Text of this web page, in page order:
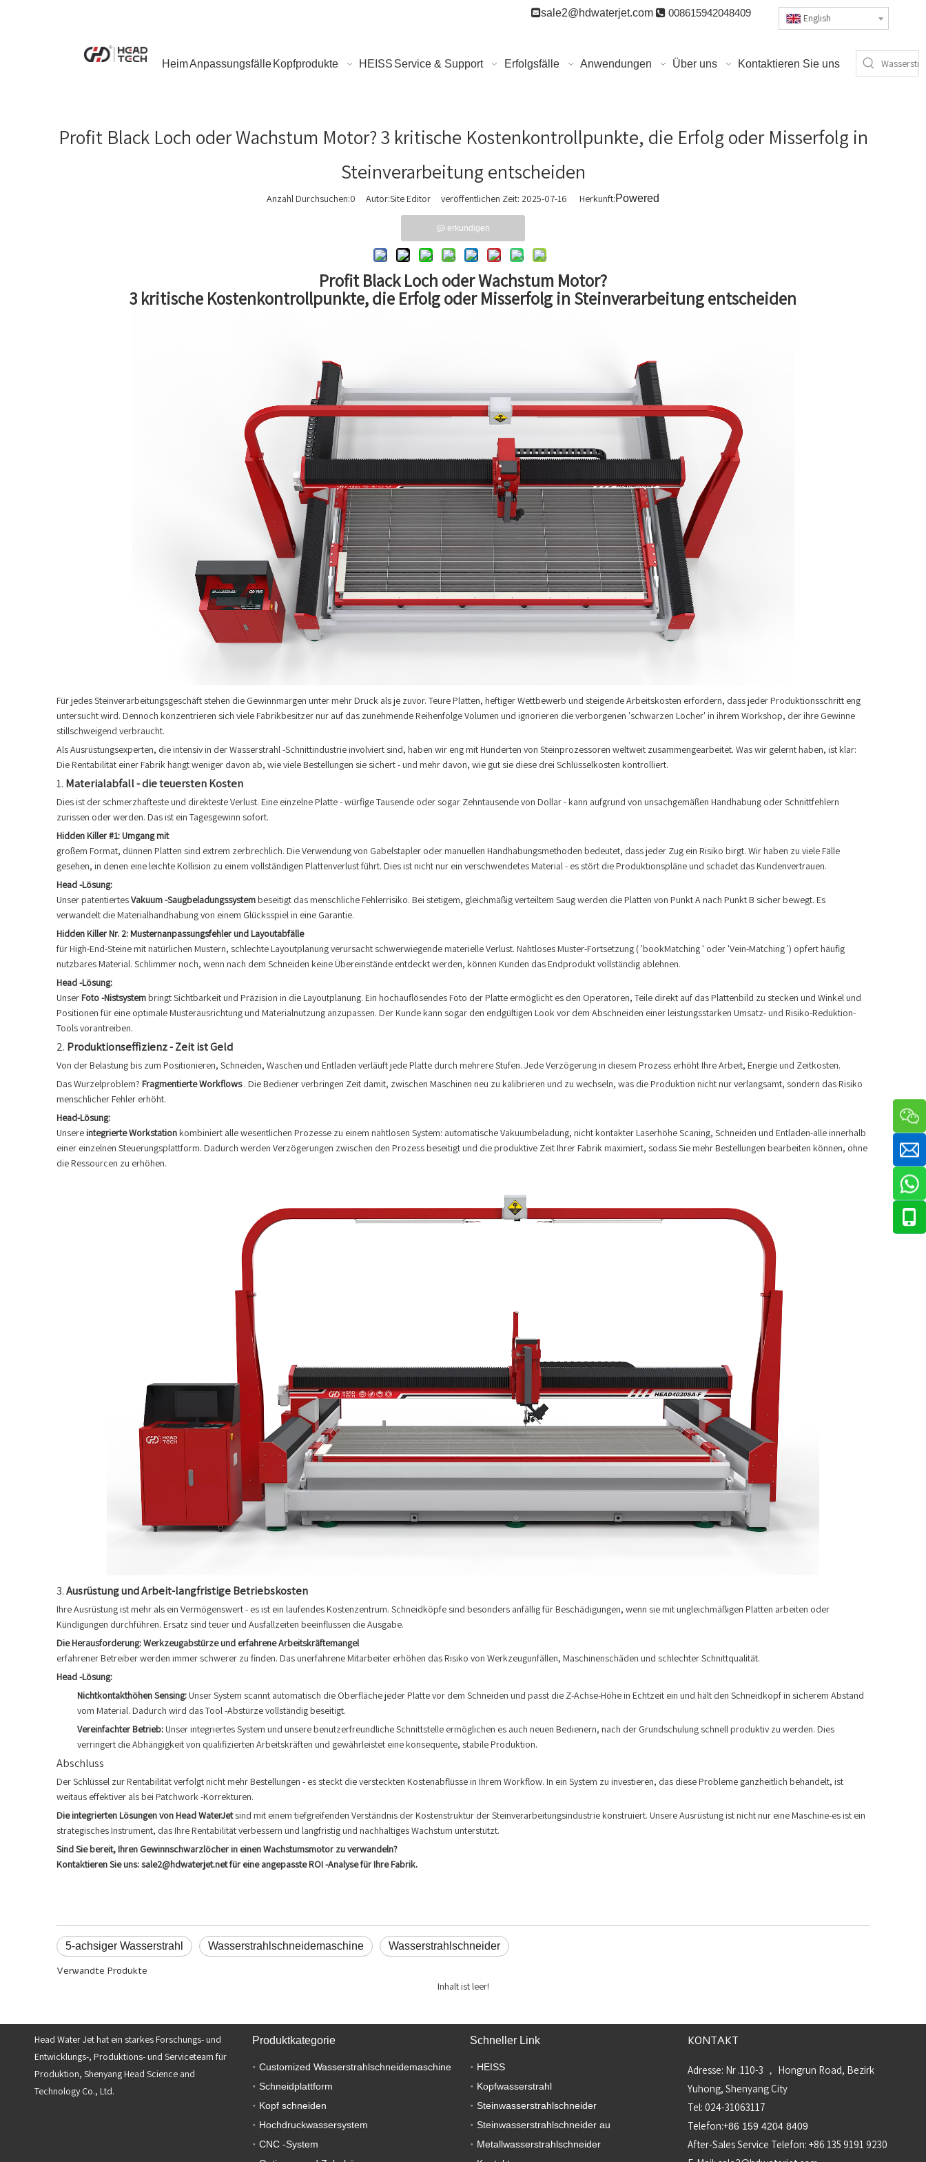
sale2@hdwaterjet.com  008615942048409 English
HeimAnpassungsfälle Kopfprodukte HEISS Service & Support Erfolgsfälle Anwendungen Über uns Kontaktieren Sie uns
Profit Black Loch oder Wachstum Motor? 3 kritische Kostenkontrollpunkte, die Erfolg oder Misserfolg in
Steinverarbeitung entscheiden
Anzahl Durchsuchen:0 Autor:Site Editor veröffentlichen Zeit: 2025-07-16 Herkunft:Powered
erkundigen
Profit Black Loch oder Wachstum Motor?
3 kritische Kostenkontrollpunkte, die Erfolg oder Misserfolg in Steinverarbeitung entscheiden
Für jedes Steinverarbeitungsgeschäft stehen die Gewinnmargen unter mehr Druck als je zuvor. Teure Platten, heftiger Wettbewerb und steigende Arbeitskosten erfordern, dass jeder Produktionsschritt eng
untersucht wird. Dennoch konzentrieren sich viele Fabrikbesitzer nur auf das zunehmende Reihenfolge Volumen und ignorieren die verborgenen 'schwarzen Löcher' in ihrem Workshop, der ihre Gewinne
stillschweigend verbraucht.
Als Ausrüstungsexperten, die intensiv in der Wasserstrahl -Schnittindustrie involviert sind, haben wir eng mit Hunderten von Steinprozessoren weltweit zusammengearbeitet. Was wir gelernt haben, ist klar:
Die Rentabilität einer Fabrik hängt weniger davon ab, wie viele Bestellungen sie sichert - und mehr davon, wie gut sie diese drei Schlüsselkosten kontrolliert.
1. Materialabfall - die teuersten Kosten
Dies ist der schmerzhafteste und direkteste Verlust. Eine einzelne Platte - würfige Tausende oder sogar Zehntausende von Dollar - kann aufgrund von unsachgemäßen Handhabung oder Schnittfehlern
zurissen oder werden. Das ist ein Tagesgewinn sofort.
Hidden Killer #1: Umgang mit
großem Format, dünnen Platten sind extrem zerbrechlich. Die Verwendung von Gabelstapler oder manuellen Handhabungsmethoden bedeutet, dass jeder Zug ein Risiko birgt. Wir haben zu viele Fälle
gesehen, in denen eine leichte Kollision zu einem vollständigen Plattenverlust führt. Dies ist nicht nur ein verschwendetes Material - es stört die Produktionspläne und schadet das Kundenvertrauen.
Head -Lösung:
Unser patentiertesVakuum -Saugbeladungssystem beseitigt das menschliche Fehlerrisiko. Bei stetigem, gleichmäßig verteiltem Saug werden die Platten von Punkt A nach Punkt B sicher bewegt. Es
verwandelt die Materialhandhabung von einem Glücksspiel in eine Garantie.
Hidden Killer Nr. 2: Musternanpassungsfehler und Layoutabfälle
für High-End-Steine mit natürlichen Mustern, schlechte Layoutplanung verursacht schwerwiegende materielle Verlust. Nahtloses Muster-Fortsetzung ( 'bookMatching ' oder 'Vein-Matching ') opfert häufig
nutzbares Material. Schlimmer noch, wenn nach dem Schneiden keine Übereinstände entdeckt werden, können Kunden das Endprodukt vollständig ablehnen.
Head -Lösung:
Unser Foto -Nistsystem bringt Sichtbarkeit und Präzision in die Layoutplanung. Ein hochauflösendes Foto der Platte ermöglicht es den Operatoren, Teile direkt auf das Plattenbild zu stecken und Winkel und
Positionen für eine optimale Musterausrichtung und Materialnutzung anzupassen. Der Kunde kann sogar den endgültigen Look vor dem Abschneiden einer leistungsstarken Umsatz- und Risiko-Reduktion-
Tools vorantreiben.
2. Produktionseffizienz - Zeit ist Geld
Von der Belastung bis zum Positionieren, Schneiden, Waschen und Entladen verläuft jede Platte durch mehrere Stufen. Jede Verzögerung in diesem Prozess erhöht Ihre Arbeit, Energie und Zeitkosten.
Das Wurzelproblem? Fragmentierte Workflows. Die Bediener verbringen Zeit damit, zwischen Maschinen neu zu kalibrieren und zu wechseln, was die Produktion nicht nur verlangsamt, sondern das Risiko
menschlicher Fehler erhöht.
Head-Lösung:
Unsere integrierte Workstation kombiniert alle wesentlichen Prozesse zu einem nahtlosen System: automatische Vakuumbeladung, nicht kontakter Laserhöhe Scaning, Schneiden und Entladen-alle innerhalb
einer einzelnen Steuerungsplattform. Dadurch werden Verzögerungen zwischen den Prozess beseitigt und die produktive Zeit Ihrer Fabrik maximiert, sodass Sie mehr Bestellungen bearbeiten können, ohne
die Ressourcen zu erhöhen.
3.Ausrüstung und Arbeit-langfristige Betriebskosten
Ihre Ausrüstung ist mehr als ein Vermögenswert - es ist ein laufendes Kostenzentrum. Schneidköpfe sind besonders anfällig für Beschädigungen, wenn sie mit ungleichmäßigen Platten arbeiten oder
Kündigungen durchführen. Ersatz sind teuer und Ausfallzeiten beeinflussen die Ausgabe.
Die Herausforderung: Werkzeugabstürze und erfahrene Arbeitskräftemangel
erfahrener Betreiber werden immer schwerer zu finden. Das unerfahrene Mitarbeiter erhöhen das Risiko von Werkzeugunfällen, Maschinenschäden und schlechter Schnittqualität.
Head -Lösung:
Nichtkontakthöhen Sensing: Unser System scannt automatisch die Oberfläche jeder Platte vor dem Schneiden und passt die Z-Achse-Höhe in Echtzeit ein und hält den Schneidkopf in sicherem Abstand
vom Material. Dadurch wird das Tool -Abstürze vollständig beseitigt.
Vereinfachter Betrieb: Unser integriertes System und unsere benutzerfreundliche Schnittstelle ermöglichen es auch neuen Bedienern, nach der Grundschulung schnell produktiv zu werden. Dies
verringert die Abhängigkeit von qualifizierten Arbeitskräften und gewährleistet eine konsequente, stabile Produktion.
Abschluss
Der Schlüssel zur Rentabilität verfolgt nicht mehr Bestellungen - es steckt die versteckten Kostenabflüsse in Ihrem Workflow. In ein System zu investieren, das diese Probleme ganzheitlich behandelt, ist
weitaus effektiver als bei Patchwork -Korrekturen.
Die integrierten Lösungen von Head WaterJetsind mit einem tiefgreifenden Verständnis der Kostenstruktur der Steinverarbeitungsindustrie konstruiert. Unsere Ausrüstung ist nicht nur eine Maschine-es ist ein
strategisches Instrument, das Ihre Rentabilität verbessern und langfristig und nachhaltiges Wachstum unterstützt.
Sind Sie bereit, Ihren Gewinnschwarzlöcher in einen Wachstumsmotor zu verwandeln?
Kontaktieren Sie uns: sale2@hdwaterjet.net für eine angepasste ROI -Analyse für Ihre Fabrik.
5-achsiger Wasserstrahl Wasserstrahlschneidemaschine Wasserstrahlschneider
Verwandte Produkte
Inhalt ist leer!
Head Water Jet hat ein starkes Forschungs- und
Entwicklungs-, Produktions- und Serviceteam für
Produktion, Shenyang Head Science and
Technology Co., Ltd.
Produktkategorie
Customized Wasserstrahlschneidemaschine
Schneidplattform
Kopf schneiden
Hochdruckwassersystem
CNC -System
Schneller Link
HEISS
Kopfwasserstrahl
Steinwasserstrahlschneider
Steinwasserstrahlschneider au
Metallwasserstrahlschneider
KONTAKT
Adresse: Nr .110-3 ， Hongrun Road, Bezirk
Yuhong, Shenyang City
Tel: 024-31063117
Telefon:+86 159 4204 8409
After-Sales Service Telefon: +86 135 9191 9230